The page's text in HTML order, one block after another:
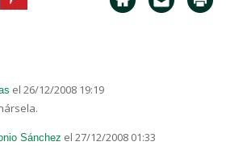
el 26/12/2008 19:19
Sánchez el 27/12/2008 01:33